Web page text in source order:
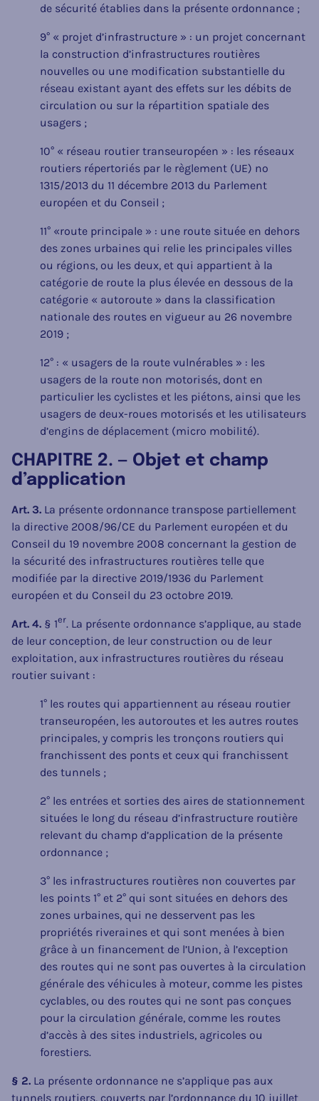
de sécurité établies dans la présente ordonnance ;
9° « projet d’infrastructure » : un projet concernant
la construction d’infrastructures routières
nouvelles ou une modification substantielle du
réseau existant ayant des effets sur les débits de
circulation ou sur la répartition spatiale des
usagers ;
10° « réseau routier transeuropéen » : les réseaux
routiers répertoriés par le règlement (UE) nº
1315/2013 du 11 décembre 2013 du Parlement
européen et du Conseil ;
11° «route principale » : une route située en dehors
des zones urbaines qui relie les principales villes
ou régions, ou les deux, et qui appartient à la
catégorie de route la plus élevée en dessous de la
catégorie « autoroute » dans la classification
nationale des routes en vigueur au 26 novembre
2019 ;
12° : « usagers de la route vulnérables » : les
usagers de la route non motorisés, dont en
particulier les cyclistes et les piétons, ainsi que les
usagers de deux-roues motorisés et les utilisateurs
d’engins de déplacement (micro mobilité).
CHAPITRE 2. — Objet et champ
d’application
Art. 3. La présente ordonnance transpose partiellement
la directive 2008/96/CE du Parlement européen et du
Conseil du 19 novembre 2008 concernant la gestion de
la sécurité des infrastructures routières telle que
modifiée par la directive 2019/1936 du Parlement
européen et du Conseil du 23 octobre 2019.
Art. 4. § 1er. La présente ordonnance s’applique, au stade
de leur conception, de leur construction ou de leur
exploitation, aux infrastructures routières du réseau
routier suivant :
1° les routes qui appartiennent au réseau routier
transeuropéen, les autoroutes et les autres routes
principales, y compris les tronçons routiers qui
franchissent des ponts et ceux qui franchissent
des tunnels ;
2° les entrées et sorties des aires de stationnement
situées le long du réseau d’infrastructure routière
relevant du champ d’application de la présente
ordonnance ;
3° les infrastructures routières non couvertes par
les points 1° et 2° qui sont situées en dehors des
zones urbaines, qui ne desservent pas les
propriétés riveraines et qui sont menées à bien
grâce à un financement de l’Union, à l’exception
des routes qui ne sont pas ouvertes à la circulation
générale des véhicules à moteur, comme les pistes
cyclables, ou des routes qui ne sont pas conçues
pour la circulation générale, comme les routes
d’accès à des sites industriels, agricoles ou
forestiers.
§ 2. La présente ordonnance ne s’applique pas aux
tunnels routiers, couverts par l’ordonnance du 10 juillet